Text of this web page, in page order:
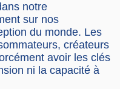
notre
sur nos
du monde. Les
créateurs
avoir les clés
ni la capacité à